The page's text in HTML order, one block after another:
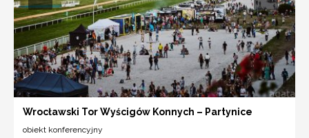
Wrocławski Tor Wyścigów Konnych – Partynice
obiekt konferencyjny